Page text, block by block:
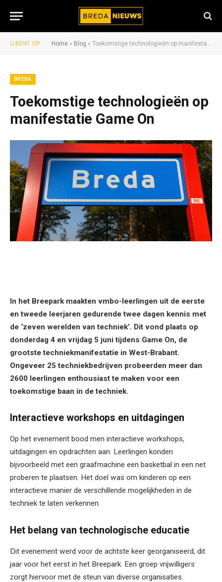
U BENT OP: Home » Blog » Toekomstige technologieën op manifestatie Game On
BREDA
Toekomstige technologieën op
manifestatie Game On
In het Breepark maakten vmbo-leerlingen uit de eerste
en tweede leerjaren gedurende twee dagen kennis met
de ‘zeven werelden van techniek’. Dit vond plaats op
donderdag 4 en vrijdag 5 juni tijdens Game On, de
grootste techniekmanifestatie in West-Brabant.
Ongeveer 25 techniekbedrijven probeerden meer dan
2600 leerlingen enthousiast te maken voor een
toekomstige baan in de techniek.
Interactieve workshops en uitdagingen
Op het evenement bood men interactieve workshops,
uitdagingen en opdrachten aan. Leerlingen konden
bijvoorbeeld met een graafmachine een basketbal in een net
proberen te plaatsen. Het doel was om kinderen op een
interactieve manier de verschillende mogelijkheden in de
techniek te laten verkennen.
Het belang van technologische educatie
Dit evenement werd voor de achtste keer georganiseerd, dit
jaar voor het eerst in het Breepark. Een groep vrijwilligers
zorgt hiervoor met de steun van diverse organisaties.